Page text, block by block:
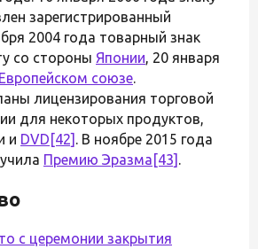
зарегистрированный
2004 года товарный знак
со стороны Японии, 20 января
Европейском союзе.
лицензирования торговой
для некоторых продуктов,
и DVD [42] . В ноябре 2015 года
Премию Эразма [43] .
с церемонии закрытия